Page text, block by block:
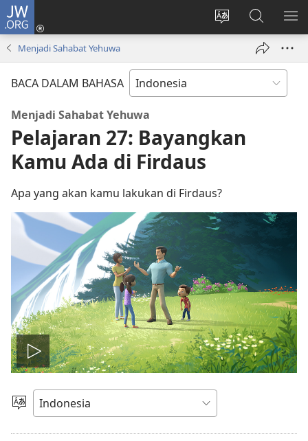
JW.ORG
Ganti
bahasa
Log
window
Cari
di
JW.ORG
Menjadi Sahabat Yehuwa
BACA DALAM BAHASA
Menjadi Sahabat Yehuwa
Pelajaran 27: Bayangkan
Kamu Ada di Firdaus
Apa yang akan kamu lakukan di Firdaus?
Putar
video
Pilih
Bahasa